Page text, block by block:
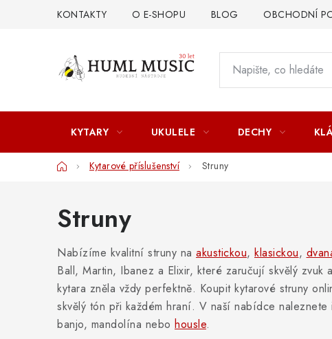
KONTAKTY O E-SHOPU BLOG OBCHODNÍ
KYTARY UKULELE DECHY
DomůKytarové příslušenství Struny
Struny
Nabízíme kvalitní struny na akustickou, klasickou,
Ball, Martin, Ibanez a Elixir, které zaručují skvělý
kytara zněla vždy perfektně. Koupit kytarové struny
skvělý tón při každém hraní. V naší nabídce naleznete
banjo, mandolína nebo housle.